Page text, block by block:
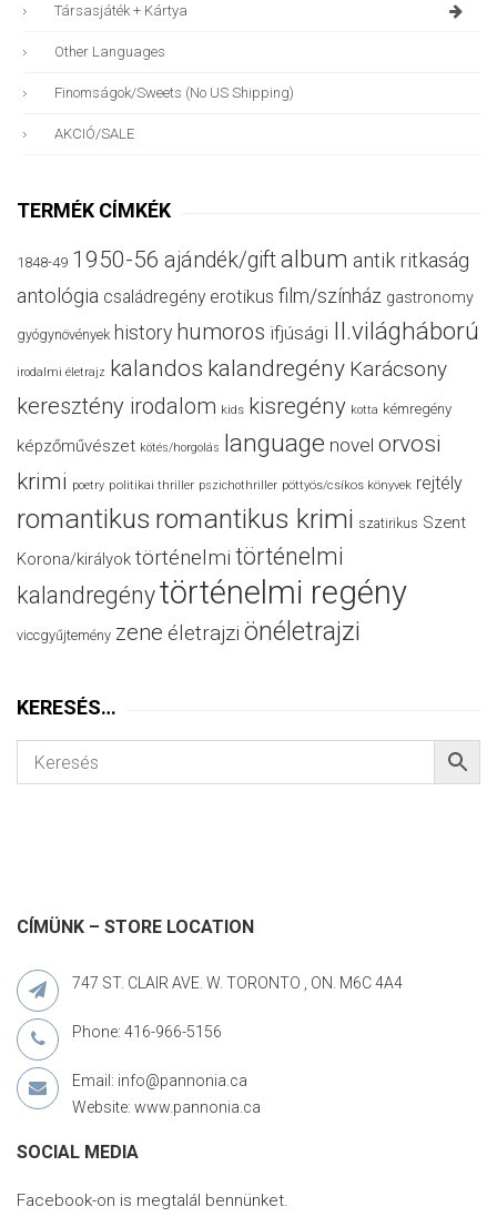
Társasjáték + Kártya
Other Languages
Finomságok/sweets (no US Shipping)
AKCIÓ/SALE
TERMÉK CÍMKÉK
1848-49 1950-56 ajándék/giftalbum antik ritkaság
antológia családregény erotikus film/színház gastronomy
gyógynövények history humoros ifjúsági II.világháború
irodalmi életrajz kalandos kalandregény Karácsony
keresztény irodalom kids kisregény kotta kémregény
képzőművészet kötés/horgolás language novel orvosi
krimi poetry politikai thriller pszichothriller pöttyös/csíkos könyvek rejtély
romantikus romantikus krimi szatirikus Szent
Korona/királyok történelmi történelmi
kalandregénytörténelmi regény
viccgyűjtemény zene életrajzi önéletrajzi
KERESÉS…
CÍMÜNK – STORE LOCATION
747 ST. CLAIR AVE. W. TORONTO , ON. M6C 4A4
Phone: 416-966-5156
Email: info@pannonia.ca
Website: www.pannonia.ca
SOCIAL MEDIA
Facebook-on is megtalál bennünket.